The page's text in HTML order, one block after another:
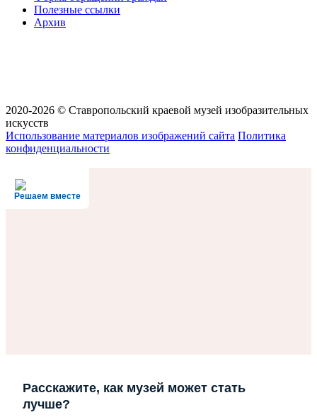
Полезные ссылки
Архив
2020-2026 © Ставропольский краевой музей изобразительных
искусств
Использование материалов изображений сайта Политика
конфиденциальности
Решаем вместе
Расскажите, как музей может стать
лучше?